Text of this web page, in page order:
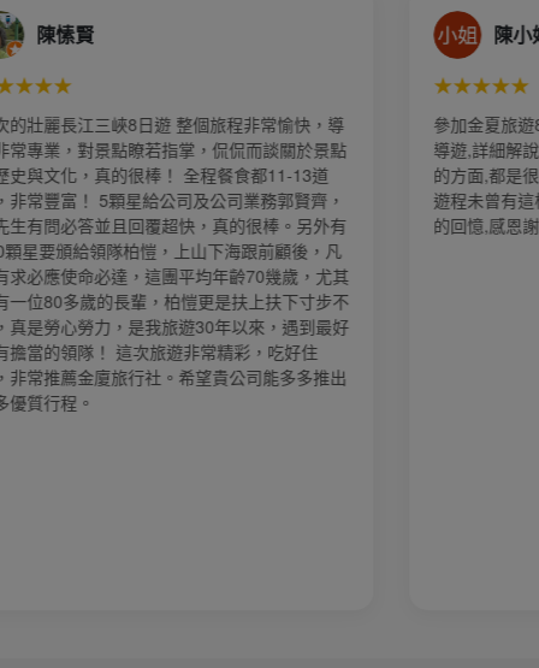
三峽8日遊 整個旅程非常愉快，導
景點瞭若指掌，侃侃而談關於景點
真的很棒！ 全程餐食都11-13道
5顆星給公司及公司業務郭賢齊，
並且回覆超快，真的很棒。另外有
領隊柏愷，上山下海跟前顧後，凡
必達，這團平均年齡70幾歲，尤其
的長輩，柏愷更是扶上扶下寸步不
力，是我旅遊30年以來，遇到最好
！ 這次旅遊非常精彩，吃好住
廈旅行社。希望貴公司能多多推出
陳小姐
★★★★★
參加金夏旅遊8天張家
導遊,詳細解說兩位貼
的方面,都是很棒的,白
遊程未曾有這樣的拍照
的回憶,感恩謝謝.